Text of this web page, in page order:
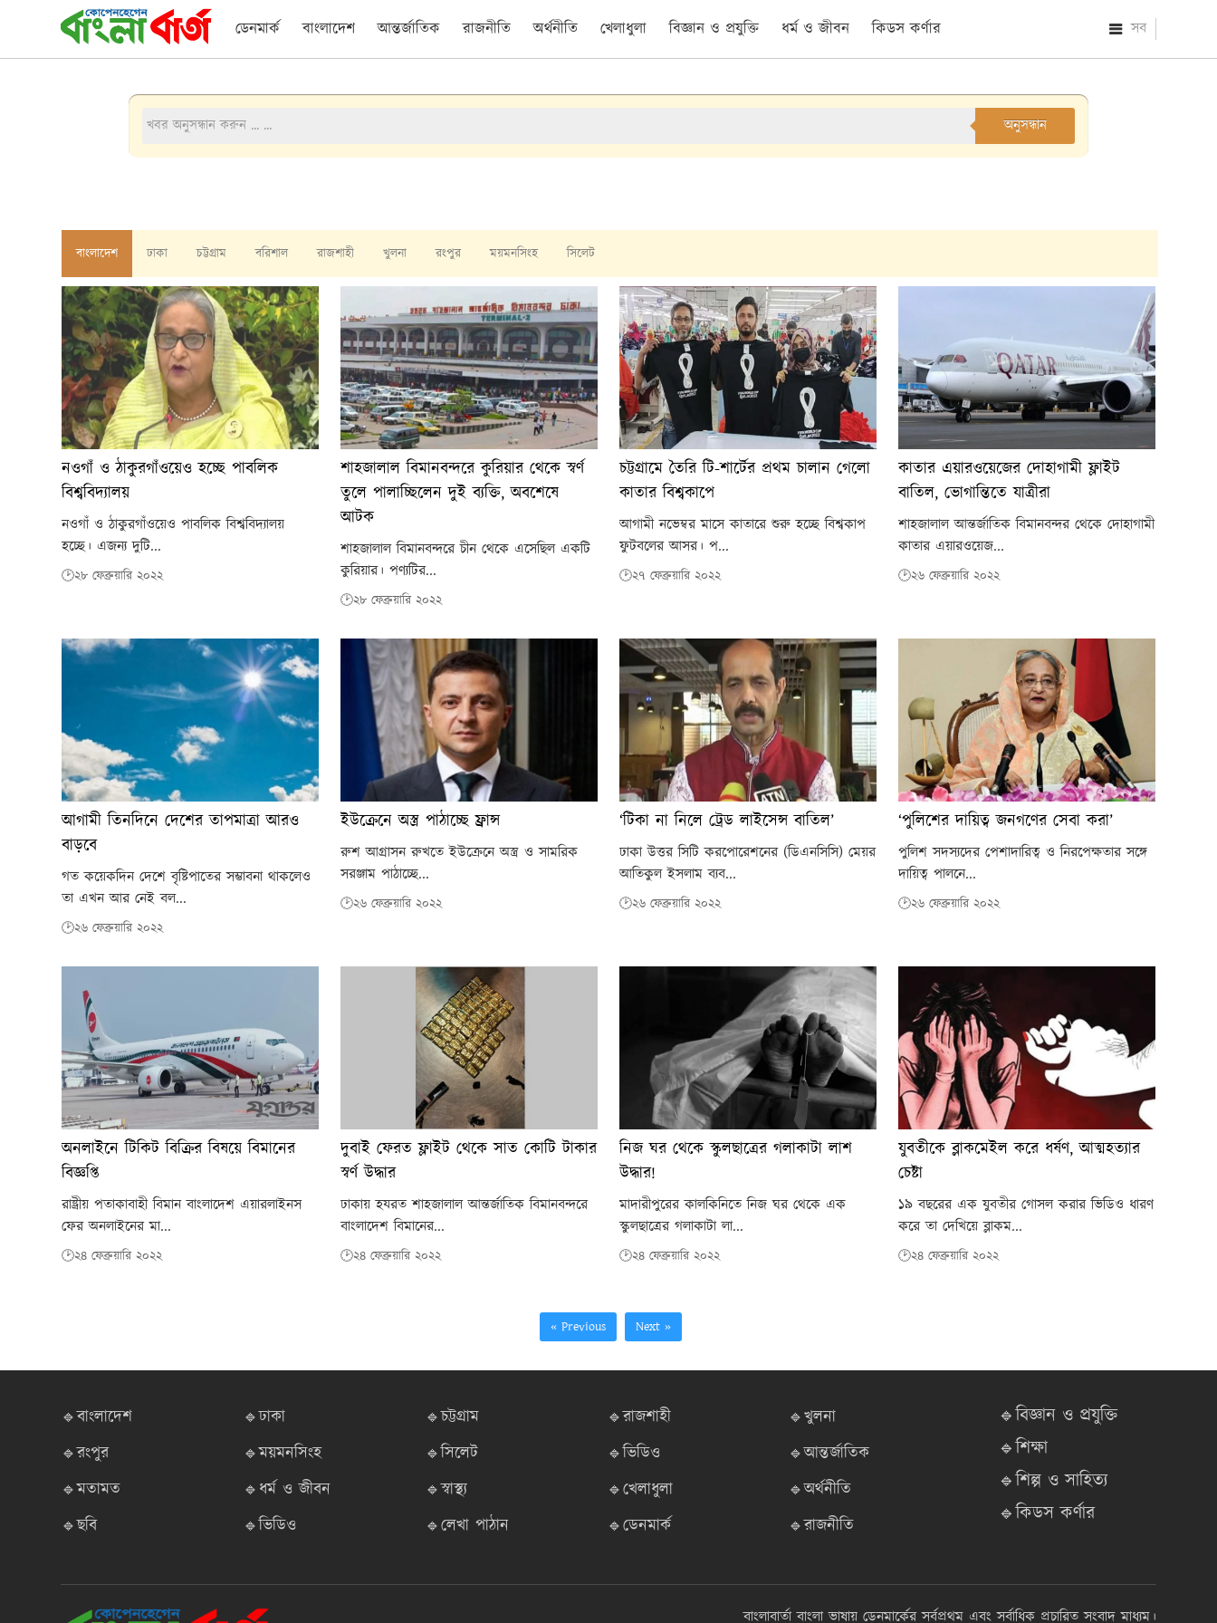
সব
ডেনমার্ক বাংলাদেশ আন্তর্জাতিক রাজনীতি অর্থনীতি খেলাধুলা বিজ্ঞান ও প্রযুক্তি ধর্ম ও জীবন কিডস কর্ণার
অনুসন্ধান
বাংলাদেশ ঢাকা চট্টগ্রাম বরিশাল রাজশাহী খুলনা রংপুর ময়মনসিংহ সিলেট
নওগাঁ ও ঠাকুরগাঁওয়েও হচ্ছে পাবলিক
বিশ্ববিদ্যালয়
নওগাঁ ও ঠাকুরগাঁওয়েও পাবলিক বিশ্ববিদ্যালয়
হচ্ছে। এজন্য দুটি...
🕑২৮ ফেব্রুয়ারি ২০২২
শাহজালাল বিমানবন্দরে কুরিয়ার থেকে স্বর্ণ
তুলে পালাচ্ছিলেন দুই ব্যক্তি, অবশেষে
আটক
শাহজালাল বিমানবন্দরে চীন থেকে এসেছিল একটি
কুরিয়ার। পণ্যটির...
🕑২৮ ফেব্রুয়ারি ২০২২
চট্টগ্রামে তৈরি টি-শার্টের প্রথম চালান গেলো
কাতার বিশ্বকাপে
আগামী নভেম্বর মাসে কাতারে শুরু হচ্ছে বিশ্বকাপ
ফুটবলের আসর। প...
🕑২৭ ফেব্রুয়ারি ২০২২
কাতার এয়ারওয়েজের দোহাগামী ফ্লাইট
বাতিল, ভোগান্তিতে যাত্রীরা
শাহজালাল আন্তর্জাতিক বিমানবন্দর থেকে দোহাগামী
কাতার এয়ারওয়েজ...
🕑২৬ ফেব্রুয়ারি ২০২২
আগামী তিনদিনে দেশের তাপমাত্রা আরও
বাড়বে
গত কয়েকদিন দেশে বৃষ্টিপাতের সম্ভাবনা থাকলেও
তা এখন আর নেই বল...
🕑২৬ ফেব্রুয়ারি ২০২২
ইউক্রেনে অস্ত্র পাঠাচ্ছে ফ্রান্স
রুশ আগ্রাসন রুখতে ইউক্রেনে অস্ত্র ও সামরিক
সরঞ্জাম পাঠাচ্ছে...
🕑২৬ ফেব্রুয়ারি ২০২২
‘টিকা না নিলে ট্রেড লাইসেন্স বাতিল’
ঢাকা উত্তর সিটি করপোরেশনের (ডিএনসিসি) মেয়র
আতিকুল ইসলাম ব্যব...
🕑২৬ ফেব্রুয়ারি ২০২২
‘পুলিশের দায়িত্ব জনগণের সেবা করা’
পুলিশ সদস্যদের পেশাদারিত্ব ও নিরপেক্ষতার সঙ্গে
দায়িত্ব পালনে...
🕑২৬ ফেব্রুয়ারি ২০২২
অনলাইনে টিকিট বিক্রির বিষয়ে বিমানের
বিজ্ঞপ্তি
রাষ্ট্রীয় পতাকাবাহী বিমান বাংলাদেশ এয়ারলাইনস
ফের অনলাইনের মা...
🕑২৪ ফেব্রুয়ারি ২০২২
দুবাই ফেরত ফ্লাইট থেকে সাত কোটি টাকার
স্বর্ণ উদ্ধার
ঢাকায় হযরত শাহজালাল আন্তর্জাতিক বিমানবন্দরে
বাংলাদেশ বিমানের...
🕑২৪ ফেব্রুয়ারি ২০২২
নিজ ঘর থেকে স্কুলছাত্রের গলাকাটা লাশ
উদ্ধার!
মাদারীপুরের কালকিনিতে নিজ ঘর থেকে এক
স্কুলছাত্রের গলাকাটা লা...
🕑২৪ ফেব্রুয়ারি ২০২২
যুবতীকে ব্লাকমেইল করে ধর্ষণ, আত্মহত্যার
চেষ্টা
১৯ বছরের এক যুবতীর গোসল করার ভিডিও ধারণ
করে তা দেখিয়ে ব্লাকম...
🕑২৪ ফেব্রুয়ারি ২০২২
« Previous Next »
🔹বাংলাদেশ 🔹ঢাকা 🔹চট্টগ্রাম 🔹রাজশাহী
🔹খুলনা
🔹রংপুর
🔹ময়মনসিংহ 🔹সিলেট 🔹ভিডিও
🔹আন্তর্জাতিক
🔹মতামত
🔹ধর্ম ও জীবন 🔹স্বাস্থ্য 🔹খেলাধুলা
🔹অর্থনীতি
🔹ছবি
🔹ভিডিও 🔹লেখা পাঠান 🔹ডেনমার্ক 🔹রাজনীতি
🔹বিজ্ঞান ও প্রযুক্তি
🔹শিক্ষা
🔹শিল্প ও সাহিত্য
🔹কিডস কর্ণার
বাংলাবার্তা বাংলা ভাষায় ডেনমার্কের সর্বপ্রথম এবং সর্বাধিক প্রচারিত সংবাদ মাধ্যম।